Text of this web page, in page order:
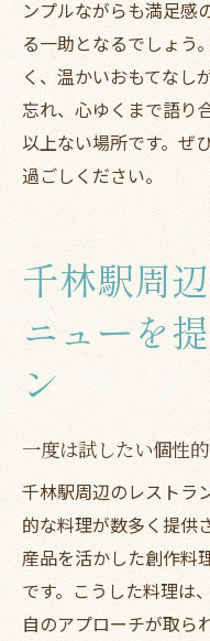
ンプルながらも満足感
る一助となるでしょう
く、温かいおもてなし
忘れ、心ゆくまで語り
以上ない場所です。ぜ
過ごしください。
千林駅周
ニューを
ン
一度は試したい個性
千林駅周辺のレストラ
的な料理が数多く提供
産品を活かした創作料
です。こうした料理は
自のアプローチが取ら